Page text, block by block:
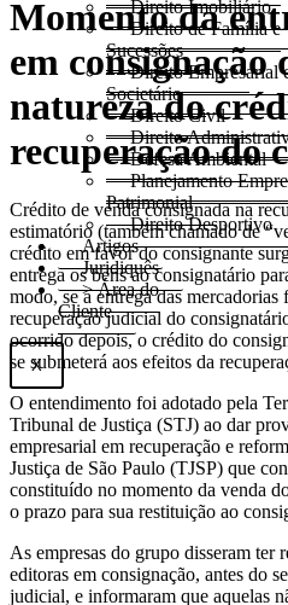
Direito Imobiliário
Direito de Família e
Sucessões
Direito Empresarial
Societário
Direito Civil
Direito
Defesa Ambiental
Planejamento
Patrimonial
Direito Desportivo
Artigos
Juridiquês
> Área do
Cliente
X
Momento da
em consignação
natureza do
recuperação do
​Crédito de venda consignada na
estimatório (também chamado de
crédito em favor do consignante
entrega os bens ao consignatário
modo, se a entrega das
recuperação judicial do
ocorrido depois, o crédito do
se submeterá aos efeitos da
O entendimento foi adotado pela
Tribunal de Justiça (STJ) ao dar
empresarial em recuperação e
Justiça de São Paulo (TJSP) que
constituído no momento da venda
o prazo para sua restituição ao
As empresas do grupo disseram ter
editoras em consignação, antes do
judicial, e informaram que aquelas